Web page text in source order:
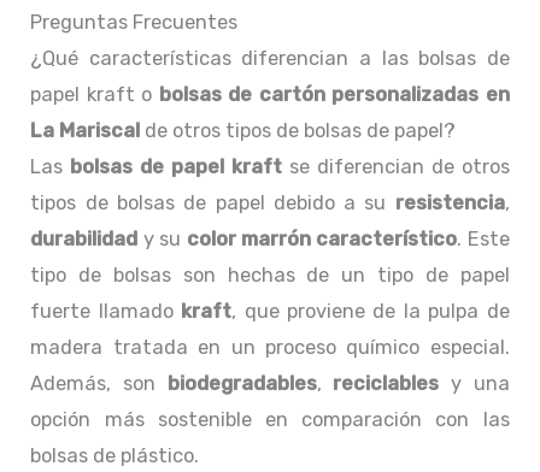
Preguntas Frecuentes
¿Qué características diferencian a las bolsas de
papel kraft o bolsas de cartón personalizadas en
La Mariscal de otros tipos de bolsas de papel?
Las bolsas de papel kraft se diferencian de otros
tipos de bolsas de papel debido a su resistencia,
durabilidad y su color marrón característico. Este
tipo de bolsas son hechas de un tipo de papel
fuerte llamado kraft, que proviene de la pulpa de
madera tratada en un proceso químico especial.
Además, son biodegradables, reciclables y una
opción más sostenible en comparación con las
bolsas de plástico.